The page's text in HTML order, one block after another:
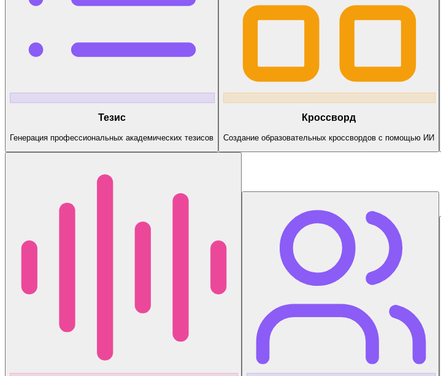
Тезис
Генерация профессиональных академических тезисов
Кроссворд
Создание образовательных кроссвордов c помощью ИИ